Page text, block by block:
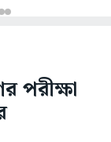
পরীক্ষা